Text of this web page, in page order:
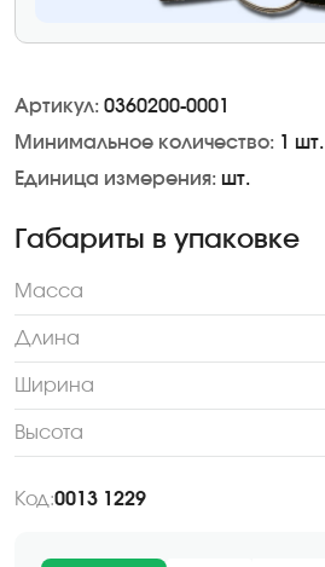
Артикул: 0360200-0001
Минимальное количество: 1 шт.
Единица измерения: шт.
Габариты в упаковке
Масса
Длина
Ширина
Высота
Код:0013 1229